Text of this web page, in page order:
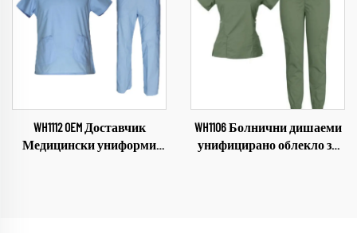
от полиестер и памук, бяла
докторска престилка
WH1112 OEM Доставчик
Медицински униформи
WH1106 Болнични дишаеми
унифицирано облекло за